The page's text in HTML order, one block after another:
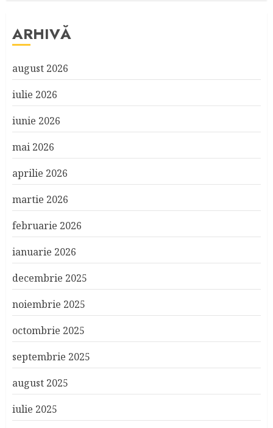
ARHIVĂ
august 2026
iulie 2026
iunie 2026
mai 2026
aprilie 2026
martie 2026
februarie 2026
ianuarie 2026
decembrie 2025
noiembrie 2025
octombrie 2025
septembrie 2025
august 2025
iulie 2025